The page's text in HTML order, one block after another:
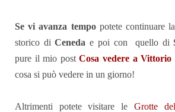
Se vi avanza tempo potete continuare
storico diCenedae poi con quello di
pure il mio postCosa vedere a Vittorio
cosa si può vedere in un giorno!
Altrimenti potete visitare le Grotte